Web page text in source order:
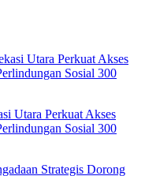
Utara Perkuat Akses
Sosial 300